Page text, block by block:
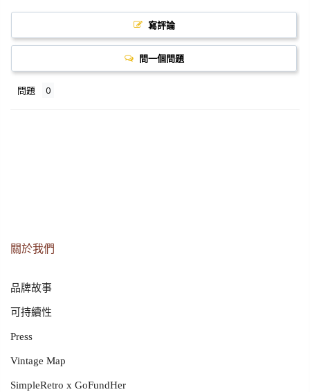
寫評論
問一個問題
問題
關於我們
品牌故事
可持續性
Press
Vintage Map
SimpleRetro x GoFundHer